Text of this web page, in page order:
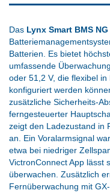
Das Lynx Smart BMS NG
Batterien. Es bietet
umfassende
oder 51,2 V, die flexibel
konfiguriert werden
zusätzliche Sicherheits-
ferngesteuerter
zeigt den Ladezustand in
an. Ein Voralarmsignal
etwa bei niedriger
VictronConnect App lässt
überwachen. Zusätzlich
Fernüberwachung mit